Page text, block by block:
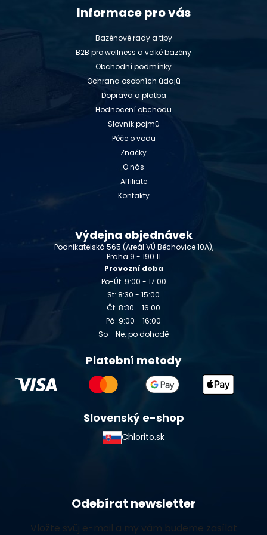
Informace pro vás
Bazénové rady a tipy
B2B pro wellness a velké bazény
Obchodní podmínky
Ochrana osobních údajů
Doprava a platba
Hodnocení obchodu
Slovník pojmů
Péče o vodu
Značky
O nás
Affiliate
Kontakty
Výdejna objednávek
Podnikatelská 565 (Areál VÚ Běchovice 10A),
Praha 9 - 190 11
Provozní doba
Po-Út: 9:00 - 17:00
St: 8:30 - 15:00
Čt: 8:30 - 16:00
Pá: 9:00 - 16:00
So - Ne: po dohodě
Platební metody
Slovenský e-shop
Chlorito.sk
Odebírat newsletter
Vložte svůj e-mail a my vám budeme zasílat